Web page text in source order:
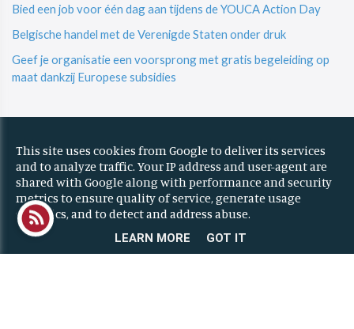
Bied een job voor één dag aan tijdens de YOUCA Action Day
Belgische handel met de Verenigde Staten onder druk
Geef je organisatie een voorsprong met gratis begeleiding op
maat dankzij Europese subsidies
Privacy & Cookies|UP-TO-DATE WebDesign
This site uses cookies from Google to deliver its services
and to analyze traffic. Your IP address and user-agent are
shared with Google along with performance and security
metrics to ensure quality of service, generate usage
statistics, and to detect and address abuse.
LEARN MORE GOT IT